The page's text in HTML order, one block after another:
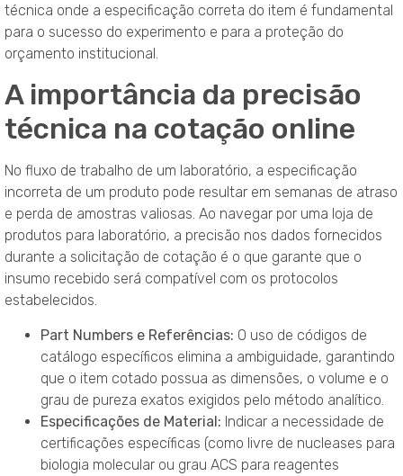
técnica onde a especificação correta do item é fundamental
para o sucesso do experimento e para a proteção do
orçamento institucional.
A importância da precisão
técnica na cotação online
No fluxo de trabalho de um laboratório, a especificação
incorreta de um produto pode resultar em semanas de atraso
e perda de amostras valiosas. Ao navegar por uma loja de
produtos para laboratório, a precisão nos dados fornecidos
durante a solicitação de cotação é o que garante que o
insumo recebido será compatível com os protocolos
estabelecidos.
Part Numbers e Referências: O uso de códigos de
catálogo específicos elimina a ambiguidade, garantindo
que o item cotado possua as dimensões, o volume e o
grau de pureza exatos exigidos pelo método analítico.
Especificações de Material: Indicar a necessidade de
certificações específicas (como livre de nucleases para
biologia molecular ou grau ACS para reagentes